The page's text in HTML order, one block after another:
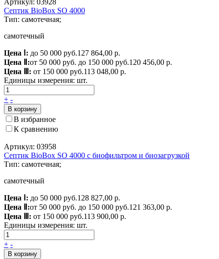
Септик BioBox SO 4000
Тип: самотечная;
самотечный
Цена Ⅰ: до 50 000 руб.127 864,00 р.
Цена Ⅱ:от 50 000 руб. до 150 000 руб.120 456,00 р.
Цена Ⅲ: от 150 000 руб.113 048,00 р.
Единицы измерения: шт.
+ -
В корзину
В избранное
К сравнению
Артикул: 03958
Септик BioBox SO 4000 c биофильтром и биозагрузкой
Тип: самотечная;
самотечный
Цена Ⅰ: до 50 000 руб.128 827,00 р.
Цена Ⅱ:от 50 000 руб. до 150 000 руб.121 363,00 р.
Цена Ⅲ: от 150 000 руб.113 900,00 р.
Единицы измерения: шт.
+ -
В корзину